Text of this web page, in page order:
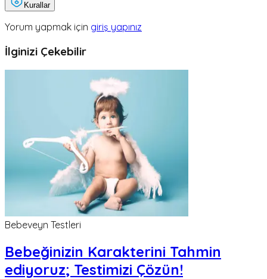
Kurallar
Yorum yapmak için giriş yapınız
İlginizi Çekebilir
Bebeveyn Testleri
Bebeğinizin Karakterini Tahmin
ediyoruz; Testimizi Çözün!